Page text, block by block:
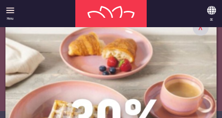
Menu DE
X
ANGEBOTE